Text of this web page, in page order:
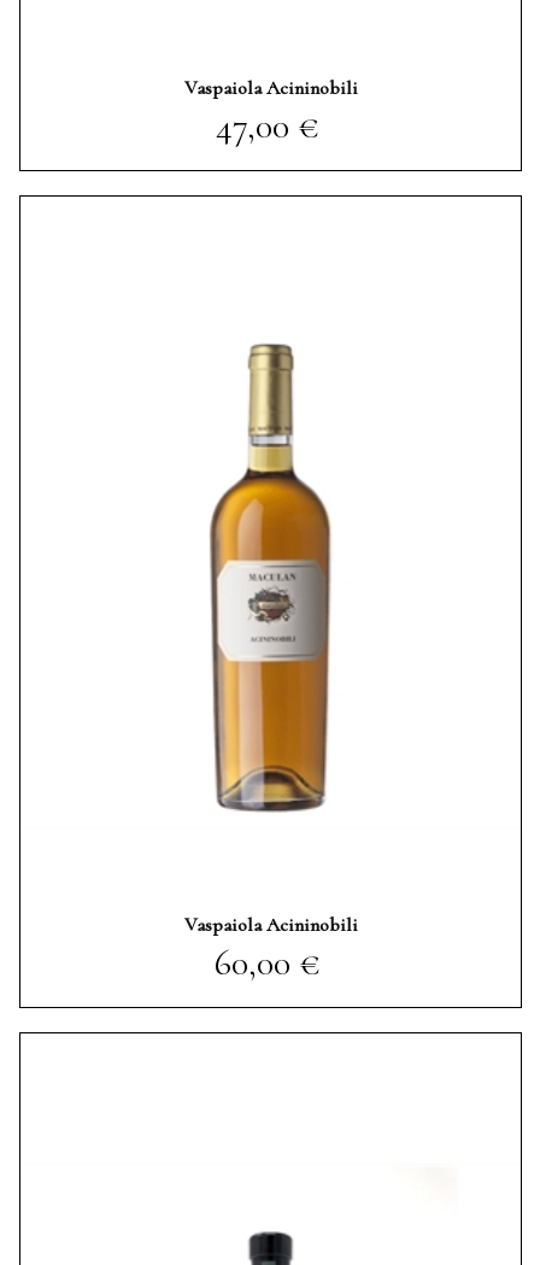
Vaspaiola Acininobili
Prezzo
47,00 €
Vaspaiola Acininobili
Prezzo
60,00 €